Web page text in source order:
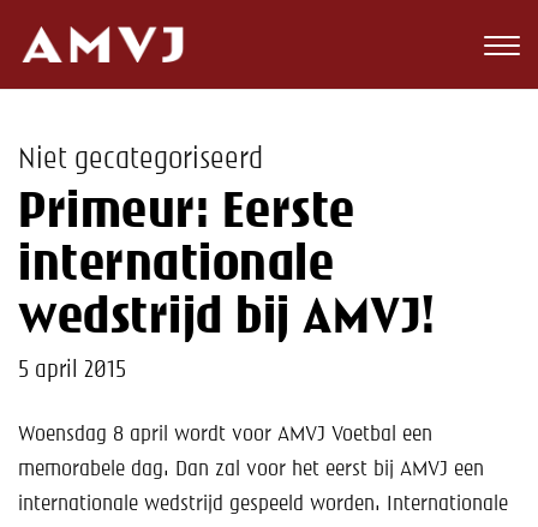
Wedstrijden
Nieuws
Teams
Jeugd
Toekomst
Niet gecategoriseerd
Primeur: Eerste
internationale
wedstrijd bij AMVJ!
5 april 2015
Woensdag 8 april wordt voor AMVJ Voetbal een
memorabele dag. Dan zal voor het eerst bij AMVJ een
internationale wedstrijd gespeeld worden. Internationale